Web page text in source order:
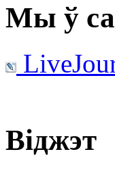
Мы ў
Віджэт